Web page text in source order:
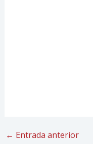
← Entrada anterior